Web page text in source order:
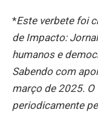
*Este verbete foi
de Impacto:
humanos e
Sabendo com
março de 2025.
periodicamente